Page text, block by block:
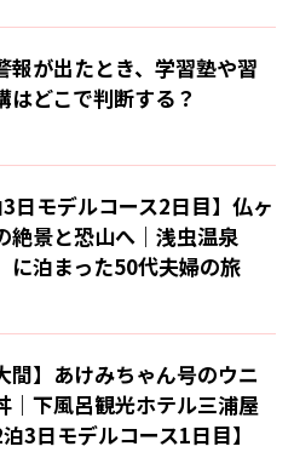
報が出たとき、学習塾や習
はどこで判断する？
3日モデルコース2日目】仏ヶ
絶景と恐山へ｜浅虫温泉
に泊まった50代夫婦の旅
間】あけみちゃん号のウニ
｜下風呂観光ホテル三浦屋
3日モデルコース1日目】